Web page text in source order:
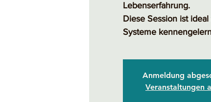
Lebenserfahrung.
Diese Session ist
Systeme
Anmeldung
Veranstaltungen